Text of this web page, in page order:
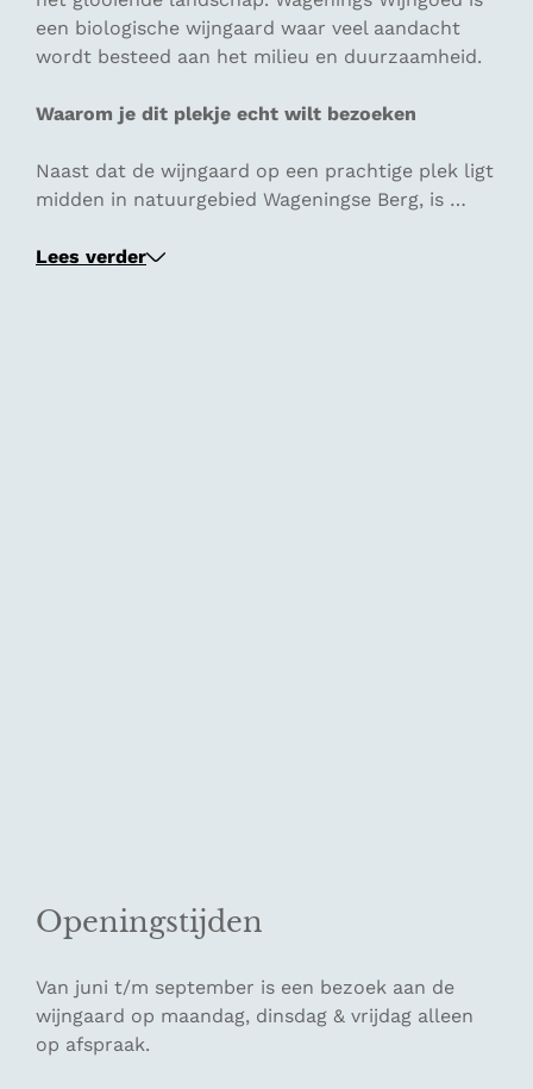
een biologische wijngaard waar veel aandacht
wordt besteed aan het milieu en duurzaamheid.
Waarom je dit plekje echt wilt bezoeken
Naast dat de wijngaard op een prachtige plek ligt
midden in natuurgebied Wageningse Berg, is …
Lees verder
Openingstijden
Van juni t/m september is een bezoek aan de
wijngaard op maandag, dinsdag & vrijdag alleen
op afspraak.